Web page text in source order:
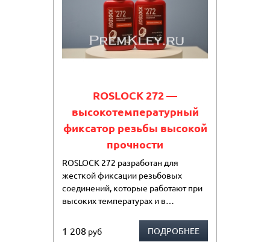
ROSLOCK 272 —
высокотемпературный
фиксатор резьбы высокой
прочности
ROSLOCK 272 разработан для
жесткой фиксации резьбовых
соединений, которые работают при
высоких температурах и в…
1 208 руб ПОДРОБНЕЕ